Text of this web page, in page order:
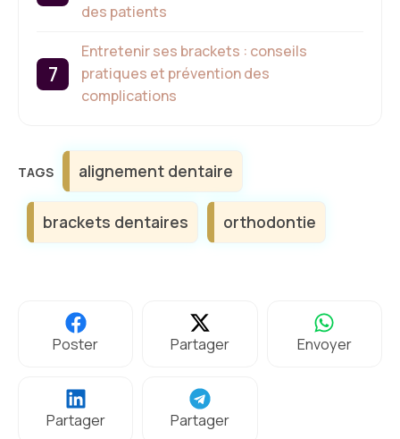
des patients
Entretenir ses brackets : conseils
pratiques et prévention des
complications
Étiquettes
alignement dentaire
brackets dentaires orthodontie
Poster Partager Envoyer
Partager Partager